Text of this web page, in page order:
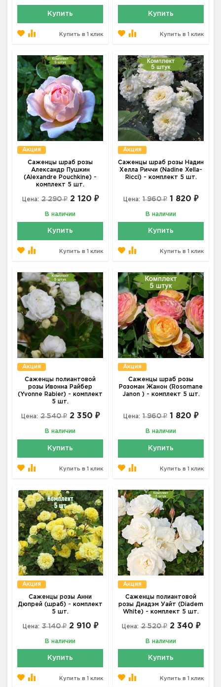
Купить
Купить в 1 клик
Купить
Купить в 1 клик
Акция
Саженцы шраб розы
Александр Пушкин
(Alexandre Pouchkine) -
комплект 5 шт.
Цена: 2 290 ₽ 2 120 ₽
В наличии
Купить
Купить в 1 клик
Акция
Саженцы шраб розы Надин
Хелла Риччи (Nadine Xella-
Ricci) - комплект 5 шт.
Цена: 1 960 ₽ 1 820 ₽
В наличии
Купить
Купить в 1 клик
Акция
Саженцы полиантовой
розы Ивонна Райбер
(Yvonne Rabier) - комплект
5 шт.
Цена: 2 540 ₽ 2 350 ₽
В наличии
Купить
Купить в 1 клик
Акция
Саженцы шраб розы
Розоман Жанон (Rosomane
Janon ) - комплект 5 шт.
Цена: 1 960 ₽ 1 820 ₽
В наличии
Купить
Купить в 1 клик
Акция
Саженцы розы Анни
Дюпрей (шраб) - комплект
5 шт.
Цена: 3 140 ₽ 2 910 ₽
В наличии
Купить
Купить в 1 клик
Акция
Саженцы полиантовой
розы Диадэм Уайт (Diadem
White) - комплект 5 шт.
Цена: 2 520 ₽ 2 340 ₽
В наличии
Купить
Купить в 1 клик